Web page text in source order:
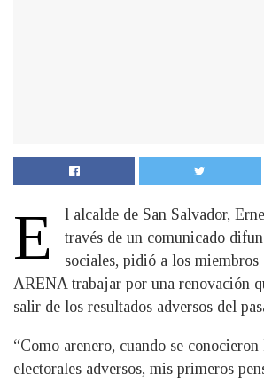
E
l alcalde de San Salvador,
través de un comunicado
sociales, pidió a los
ARENA trabajar por una renovación
salir de los resultados adversos del
“Como arenero, cuando se
electorales adversos, mis primeros